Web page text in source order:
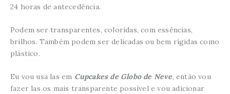
24 horas de antecedência.
Podem ser transparentes, coloridas, com essências,
brilhos. Também podem ser delicadas ou bem rígidas como
plástico.
Eu vou usa las em Cupcakes de Globo de Neve, então vou
fazer las os mais transparente possível e vou adicionar